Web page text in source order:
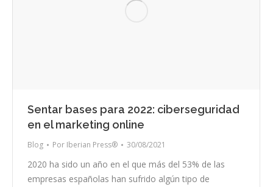
Sentar bases para 2022: ciberseguridad
en el marketing online
Blog Por Iberian Press® 30/08/2021
2020 ha sido un año en el que más del 53% de las
empresas españolas han sufrido algún tipo de